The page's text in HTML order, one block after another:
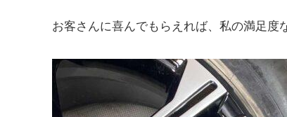
お客さんに喜んでもらえれば、私の満足度